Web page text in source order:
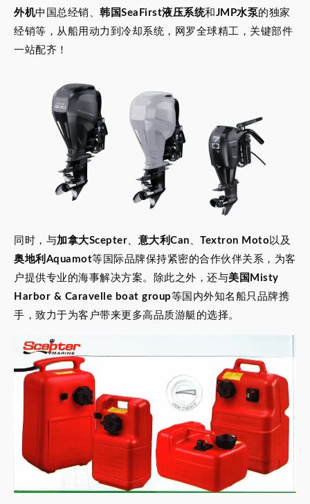
外机中国总经销、 韩国SeaFirst液压系统和 JMP水泵的独家
经销等，从船用动力到冷却系统，网罗全球精工，关键部件
一站配齐！
同时，与加拿大Scepter 意大利Can Textron Moto 以及
奥地利Aquamot等国际品牌保持紧密的合作伙伴关系，为客
户提供专业的海事解决方案。除此之外，还与美国Misty
Harbor & Caravelle boat group等国内外知名船只品牌携
手，致力于为客户带来更多高品质游艇的选择。